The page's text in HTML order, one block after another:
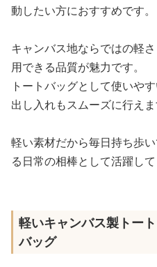
動したい方におすすめです。
キャンバス地ならではの軽
用できる品質が魅力です。
トートバッグとして使いや
出し入れもスムーズに行えま
軽い素材だから毎日持ち歩
る日常の相棒として活躍して
軽いキャンバス製トー
バッグ